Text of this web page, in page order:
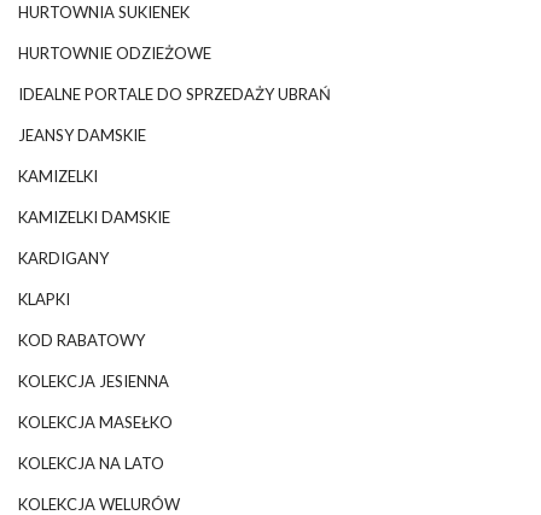
HURTOWNIA SUKIENEK
HURTOWNIE ODZIEŻOWE
IDEALNE PORTALE DO SPRZEDAŻY UBRAŃ
JEANSY DAMSKIE
KAMIZELKI
KAMIZELKI DAMSKIE
KARDIGANY
KLAPKI
KOD RABATOWY
KOLEKCJA JESIENNA
KOLEKCJA MASEŁKO
KOLEKCJA NA LATO
KOLEKCJA WELURÓW